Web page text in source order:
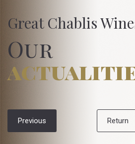
Great Chablis
Our
Previous Return